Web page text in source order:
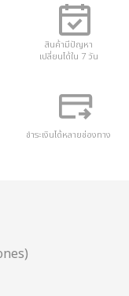
สินค้ามีปัญหา
เปลี่ยนได้ใน 7 วัน
ชำระเงินได้หลายช่องทาง